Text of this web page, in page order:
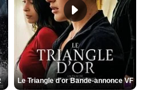
Le Triangle d'or Bande-annonce VF